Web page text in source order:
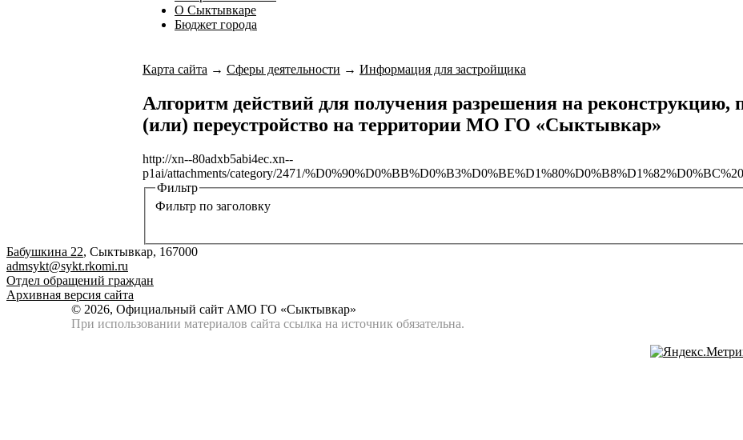
О Сыктывкаре
Бюджет города
Карта сайта → Сферы деятельности → Информация для застройщика
Алгоритм действий для получения разрешения на реконструкцию,
(или) переустройство на территории МО ГО «Сыктывкар»
http://xn--80adxb5abi4ec.xn--
p1ai/attachments/category/2471/
Фильтр
Фильтр по заголовку
Бабушкина 22, Сыктывкар, 167000
admsykt@sykt.rkomi.ru
Отдел обращений граждан
Архивная версия сайта
© 2026, Официальный сайт АМО ГО «Сыктывкар»
При использовании материалов сайта ссылка на источник обязательна.